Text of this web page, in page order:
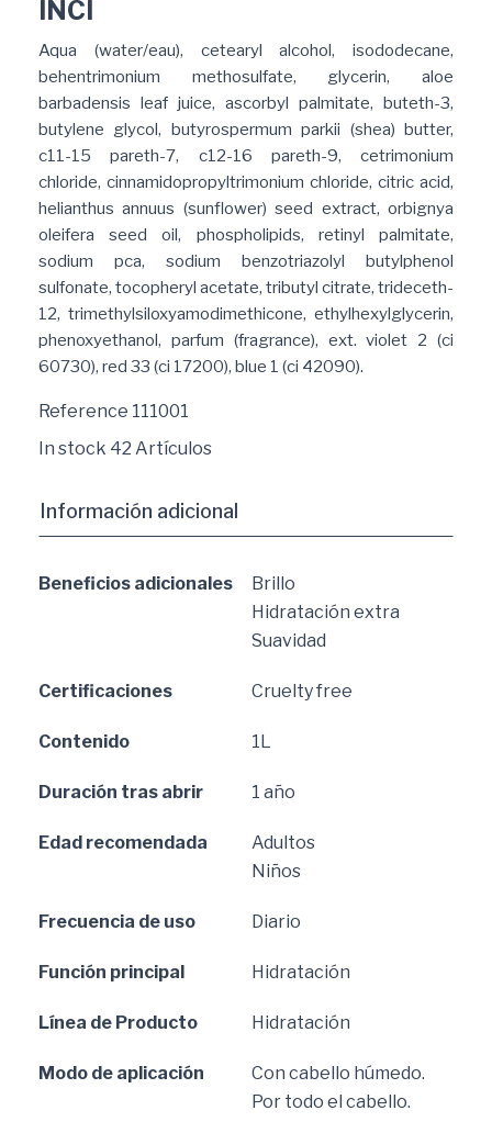
INCI
Aqua (water/eau), cetearyl alcohol, isododecane,
behentrimonium methosulfate, glycerin, aloe
barbadensis leaf juice, ascorbyl palmitate, buteth-3,
butylene glycol, butyrospermum parkii (shea) butter,
c11-15 pareth-7, c12-16 pareth-9, cetrimonium
chloride, cinnamidopropyltrimonium chloride, citric acid,
helianthus annuus (sunflower) seed extract, orbignya
oleifera seed oil, phospholipids, retinyl palmitate,
sodium pca, sodium benzotriazolyl butylphenol
sulfonate, tocopheryl acetate, tributyl citrate, trideceth-
12, trimethylsiloxyamodimethicone, ethylhexylglycerin,
phenoxyethanol, parfum (fragrance), ext. violet 2 (ci
60730), red 33 (ci 17200), blue 1 (ci 42090).
Reference 111001
In stock 42 Artículos
Información adicional
Beneficios adicionales
Brillo
Hidratación extra
Suavidad
Certificaciones Cruelty free
Contenido 1L
Duración tras abrir 1 año
Edad recomendada
Adultos
Niños
Frecuencia de uso Diario
Función principal Hidratación
Línea de Producto Hidratación
Modo de aplicación
Con cabello húmedo.
Por todo el cabello.